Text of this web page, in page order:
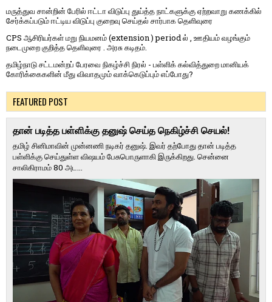
மருத்துவ சான்றின் பேரில் ஈட்டா விடுப்பு துய்த்த நாட்களுக்கு ஏற்றவாறு கணக்கில்
சேர்க்கப்படும் ஈட்டிய விடுப்பு குறைவு செய்தல் சார்பாக தெளிவுரை
CPS ஆசிரியர்கள் மறு நியமனம் (extension ) period ல் , ஊதியம் வழங்கும்
நடைமுறை குறித்த தெளிவுரை . அரசு கடிதம்.
தமிழ்நாடு சட்டமன்றப் பேரவை நிகழ்ச்சி நிரல் - பள்ளிக் கல்வித்துறை மானியக்
கோரிக்கைகளின் மீது விவாதமும் வாக்கெடுப்பும் எப்போது?
FEATURED POST
தான் படித்த பள்ளிக்கு தனுஷ் செய்த நெகிழ்ச்சி செயல்!
தமிழ் சினிமாவின் முன்னணி நடிகர் தனுஷ். இவர் தற்போது தான் படித்த
பள்ளிக்கு செய்துள்ள விஷயம் பேசுபொருளாகி இருக்கிறது. சென்னை
சாலிகிராமம் 80 அட...